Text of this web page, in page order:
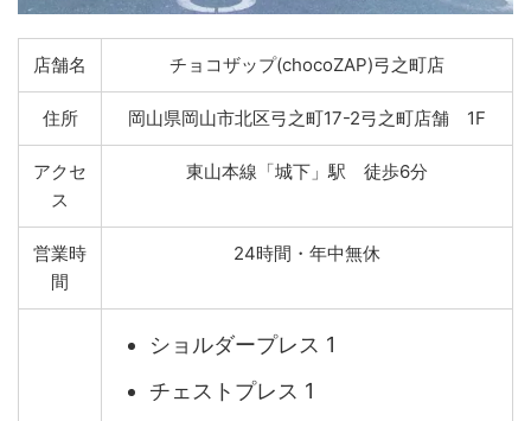
店舗名 チョコザップ(chocoZAP)弓之町店
住所 岡山県岡山市北区弓之町17-2弓之町店舗 1F
アクセ
ス
東山本線「城下」駅 徒歩6分
営業時
間
24時間・年中無休
ショルダープレス 1
チェストプレス 1